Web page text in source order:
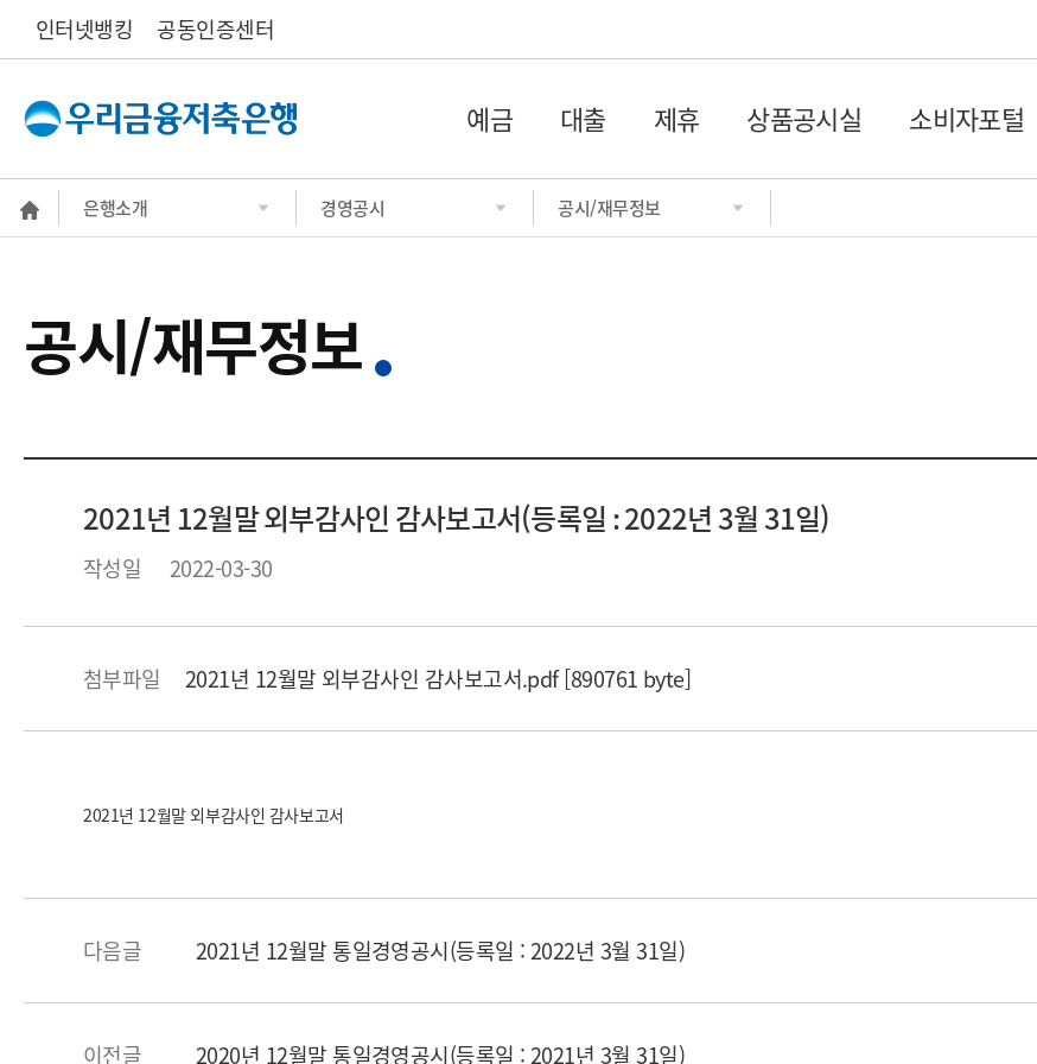
인터넷뱅킹 공동인증센터
예금 대출 제휴 상품공시실 소비자포털
은행소개 경영공시 공시/재무정보
공시/재무정보
2021년 12월말 외부감사인 감사보고서(등록일 : 2022년 3월 31일)
작성일 2022-03-30
첨부파일 2021년 12월말 외부감사인 감사보고서.pdf [890761 byte]
2021년 12월말 외부감사인 감사보고서
다음글 2021년 12월말 통일경영공시(등록일 : 2022년 3월 31일)
이전글 2020년 12월말 통일경영공시(등록일 : 2021년 3월 31일)